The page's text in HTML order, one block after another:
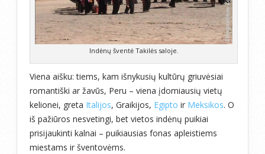
Indėnų šventė Takilės saloje.
Viena aišku: tiems, kam išnykusių kultūrų griuvėsiai
romantiški ar žavūs, Peru – viena įdomiausių vietų
kelionei, greta Italijos, Graikijos, Egipto ir Meksikos. O
iš pažiūros nesvetingi, bet vietos indėnų puikiai
prisijaukinti kalnai – puikiausias fonas apleistiems
miestams ir šventovėms.